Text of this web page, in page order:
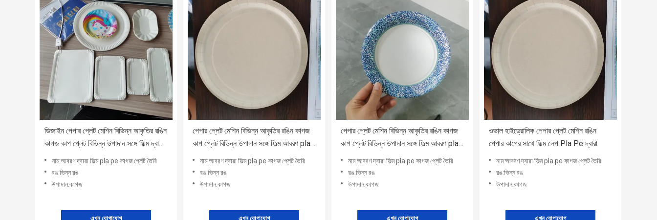
ডিজাইন পেপার প্লেট মেশিন বিভিন্ন আকৃতির রঙিন
কাগজ কাপ প্লেট বিভিন্ন উপাদান সঙ্গে ফিল্ম দ্বারা
নাম:আবরণ দ্বারা ফিল্ম pla pe কাগজ প্লেট তৈরি
রঙ:ভিন্ন রঙ
উপাদান:কাগজ
এখন যোগাযোগ
পেপার প্লেট মেশিন বিভিন্ন আকৃতির রঙিন কাগজ
কাপ প্লেট বিভিন্ন উপাদান সঙ্গে ফিল্ম আবরণ pla
নাম:আবরণ দ্বারা ফিল্ম pla pe কাগজ প্লেট তৈরি
রঙ:ভিন্ন রঙ
উপাদান:কাগজ
এখন যোগাযোগ
পেপার প্লেট মেশিন বিভিন্ন আকৃতির রঙিন কাগজ
কাপ প্লেট বিভিন্ন উপাদান সঙ্গে ফিল্ম আবরণ pla
নাম:আবরণ দ্বারা ফিল্ম pla pe কাগজ প্লেট তৈরি
রঙ:ভিন্ন রঙ
উপাদান:কাগজ
এখন যোগাযোগ
ওভাল হাইড্রোলিক পেপার প্লেট মেশিন রঙিন
পেপার কাপের সাথে ফিল্ম লেপ Pla Pe দ্বারা
নাম:আবরণ দ্বারা ফিল্ম pla pe কাগজ প্লেট তৈরি
রঙ:ভিন্ন রঙ
উপাদান:কাগজ
এখন যোগাযোগ